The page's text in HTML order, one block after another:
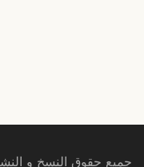
جميع حقوق النسخ و النشر